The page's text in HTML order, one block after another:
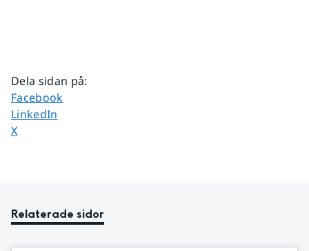
Dela sidan på:
Dela sidan på
Facebook
Dela sidan på
LinkedIn
Dela sidan på
X
Relaterade sidor